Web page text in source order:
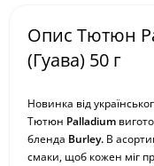
Опис Тютюн
(Гуава) 50 г
Новинка від
Тютюн Palladium
бленда Burley. В
смаки, щоб кожен міг